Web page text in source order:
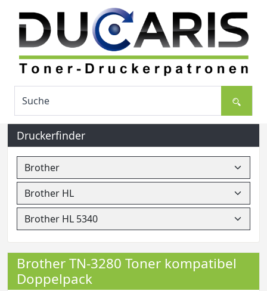
Druckerfinder
Brother TN-3280 Toner kompatibel
Doppelpack